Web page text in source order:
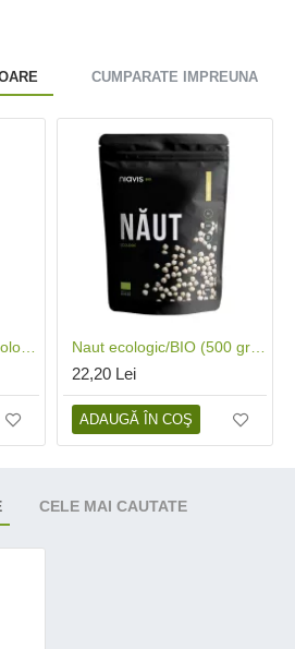
CUMPARATE IMPREUNA
22,20 Lei
ADAUGĂ ÎN COŞ
CELE MAI CAUTATE